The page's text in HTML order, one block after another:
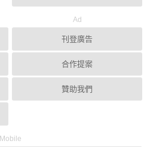
Ad
刊登廣告
合作提案
贊助我們
Mobile